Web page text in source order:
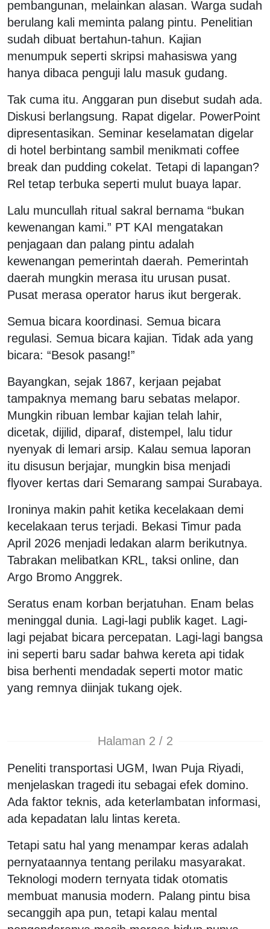
pembangunan, melainkan alasan. Warga sudah
berulang kali meminta palang pintu. Penelitian
sudah dibuat bertahun-tahun. Kajian
menumpuk seperti skripsi mahasiswa yang
hanya dibaca penguji lalu masuk gudang.
Tak cuma itu. Anggaran pun disebut sudah ada.
Diskusi berlangsung. Rapat digelar. PowerPoint
dipresentasikan. Seminar keselamatan digelar
di hotel berbintang sambil menikmati coffee
break dan pudding cokelat. Tetapi di lapangan?
Rel tetap terbuka seperti mulut buaya lapar.
Lalu muncullah ritual sakral bernama “bukan
kewenangan kami.” PT KAI mengatakan
penjagaan dan palang pintu adalah
kewenangan pemerintah daerah. Pemerintah
daerah mungkin merasa itu urusan pusat.
Pusat merasa operator harus ikut bergerak.
Semua bicara koordinasi. Semua bicara
regulasi. Semua bicara kajian. Tidak ada yang
bicara: “Besok pasang!”
Bayangkan, sejak 1867, kerjaan pejabat
tampaknya memang baru sebatas melapor.
Mungkin ribuan lembar kajian telah lahir,
dicetak, dijilid, diparaf, distempel, lalu tidur
nyenyak di lemari arsip. Kalau semua laporan
itu disusun berjajar, mungkin bisa menjadi
flyover kertas dari Semarang sampai Surabaya.
Ironinya makin pahit ketika kecelakaan demi
kecelakaan terus terjadi. Bekasi Timur pada
April 2026 menjadi ledakan alarm berikutnya.
Tabrakan melibatkan KRL, taksi online, dan
Argo Bromo Anggrek.
Seratus enam korban berjatuhan. Enam belas
meninggal dunia. Lagi-lagi publik kaget. Lagi-
lagi pejabat bicara percepatan. Lagi-lagi bangsa
ini seperti baru sadar bahwa kereta api tidak
bisa berhenti mendadak seperti motor matic
yang remnya diinjak tukang ojek.
Halaman 2 / 2
Peneliti transportasi UGM, Iwan Puja Riyadi,
menjelaskan tragedi itu sebagai efek domino.
Ada faktor teknis, ada keterlambatan informasi,
ada kepadatan lalu lintas kereta.
Tetapi satu hal yang menampar keras adalah
pernyataannya tentang perilaku masyarakat.
Teknologi modern ternyata tidak otomatis
membuat manusia modern. Palang pintu bisa
secanggih apa pun, tetapi kalau mental